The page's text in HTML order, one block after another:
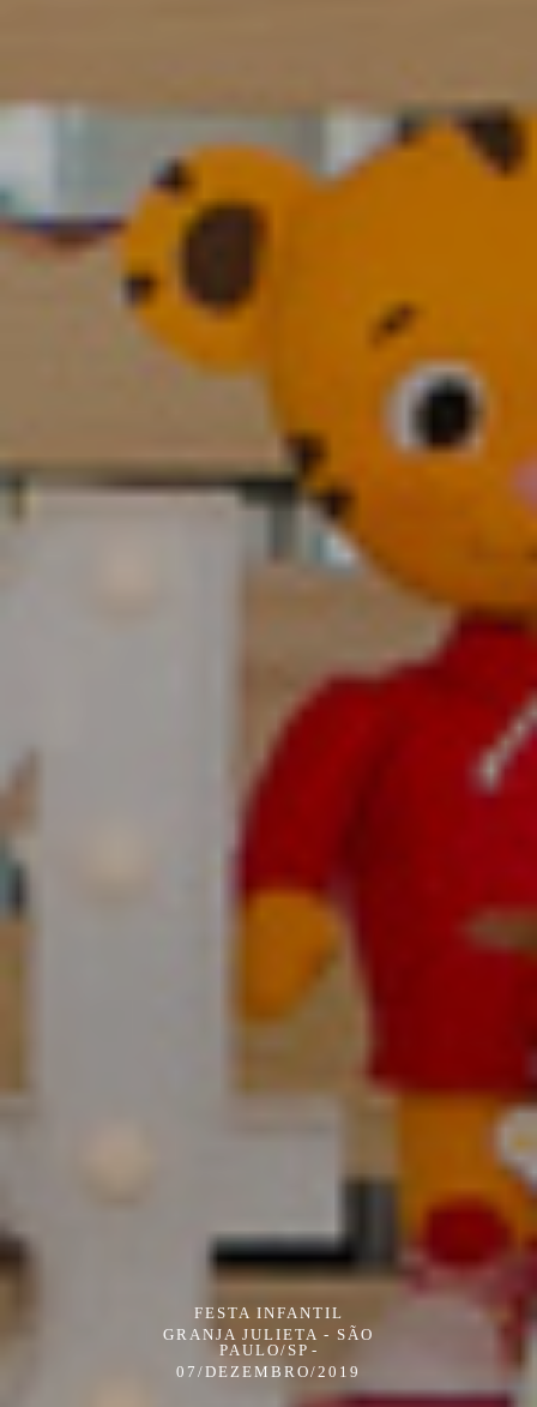
FESTA INFANTIL
GRANJA JULIETA - SÃO
PAULO/SP
07/DEZEMBRO/2019